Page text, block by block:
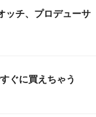
ッチ、プロデューサ
ぐに買えちゃう